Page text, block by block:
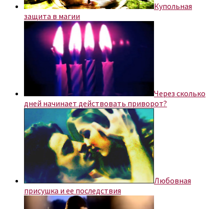
Купольная
защита в магии
Через сколько
дней начинает действовать приворот?
Любовная
присушка и ее последствия